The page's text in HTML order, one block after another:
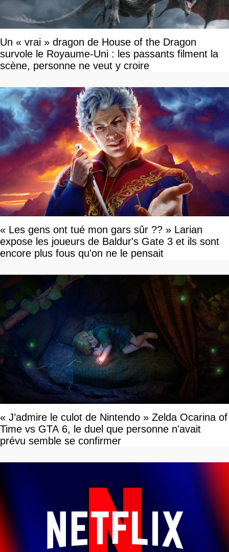
Un « vrai » dragon de House of the Dragon
survole le Royaume-Uni : les passants filment la
scène, personne ne veut y croire
« Les gens ont tué mon gars sûr ?? » Larian
expose les joueurs de Baldur's Gate 3 et ils sont
encore plus fous qu'on ne le pensait
« J’admire le culot de Nintendo » Zelda Ocarina of
Time vs GTA 6, le duel que personne n'avait
prévu semble se confirmer